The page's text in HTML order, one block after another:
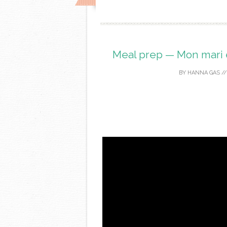
Meal prep — Mon mari
BY HANNA GAS //